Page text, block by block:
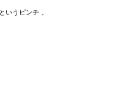
いうピンチ 。